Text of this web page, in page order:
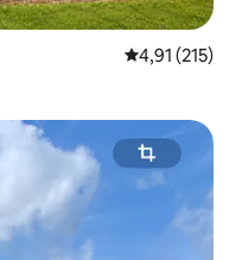
4,91 (215)